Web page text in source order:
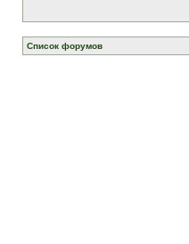
Список форумов